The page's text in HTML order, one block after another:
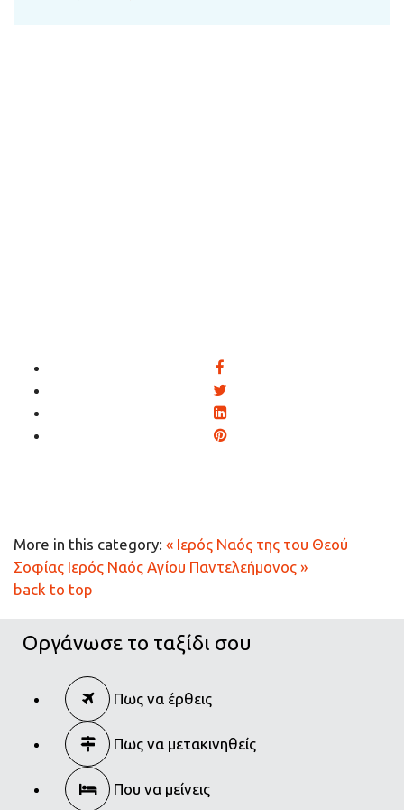
More in this category: « Ιερός Ναός της του Θεού
Σοφίας Ιερός Ναός Αγίου Παντελεήμονος »
back to top
Οργάνωσε το ταξίδι σου
Πως να έρθεις
Πως να μετακινηθείς
Που να μείνεις